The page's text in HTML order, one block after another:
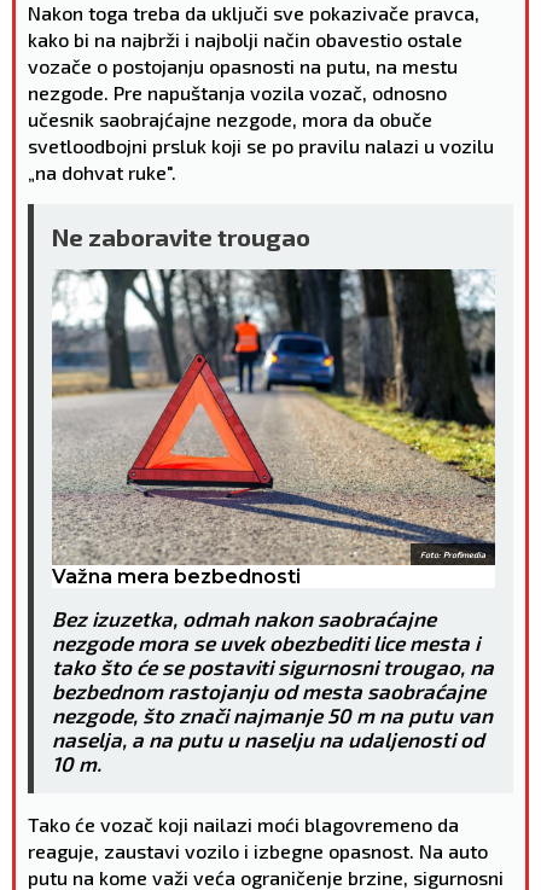
Nakon toga treba da uključi sve pokazivače pravca,
kako bi na najbrži i najbolji način obavestio ostale
vozače o postojanju opasnosti na putu, na mestu
nezgode. Pre napuštanja vozila vozač, odnosno
učesnik saobrajćajne nezgode, mora da obuče
svetloodbojni prsluk koji se po pravilu nalazi u vozilu
„na dohvat ruke".
Ne zaboravite trougao
Foto: Profimedia
Važna mera bezbednosti
Bez izuzetka, odmah nakon saobraćajne
nezgode mora se uvek obezbediti lice mesta i
tako što će se postaviti sigurnosni trougao, na
bezbednom rastojanju od mesta saobraćajne
nezgode, što znači najmanje 50 m na putu van
naselja, a na putu u naselju na udaljenosti od
10 m.
Tako će vozač koji nailazi moći blagovremeno da
reaguje, zaustavi vozilo i izbegne opasnost. Na auto
putu na kome važi veća ograničenje brzine, sigurnosni